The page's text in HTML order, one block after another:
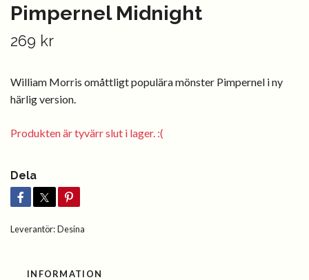
Pimpernel Midnight
269 kr
William Morris omåttligt populära mönster Pimpernel i ny
härlig version.
Produkten är tyvärr slut i lager. :(
Dela
Leverantör:Desina
INFORMATION